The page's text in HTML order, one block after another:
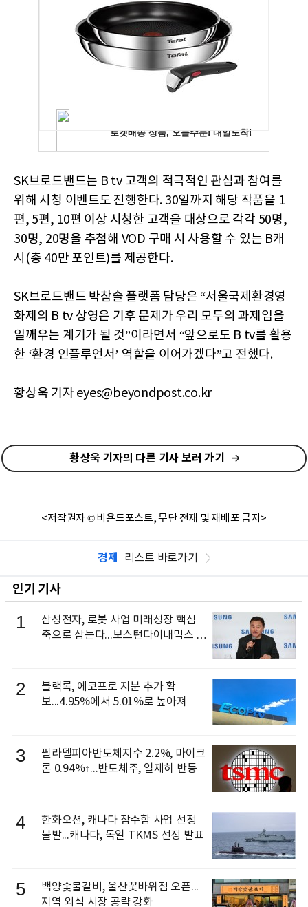
SK브로드밴드는 B tv 고객의 적극적인 관심과 참여를
위해 시청 이벤트도 진행한다. 30일까지 해당 작품을 1
편, 5편, 10편 이상 시청한 고객을 대상으로 각각 50명,
30명, 20명을 추첨해 VOD 구매 시 사용할 수 있는 B캐
시(총 40만 포인트)를 제공한다.
SK브로드밴드 박참솔 플랫폼 담당은 “서울국제환경영
화제의 B tv 상영은 기후 문제가 우리 모두의 과제임을
일깨우는 계기가 될 것”이라면서 “앞으로도 B tv를 활용
한 ‘환경 인플루언서’ 역할을 이어가겠다”고 전했다.
황상욱 기자 eyes@beyondpost.co.kr
황상욱 기자의 다른 기사 보러 가기
<저작권자 © 비욘드포스트, 무단 전재 및 재배포 금지>
경제 리스트 바로가기
인기 기사
1
삼성전자, 로봇 사업 미래성장 핵심
축으로 삼는다...보스턴다이내믹스 출
2
블랙록, 에코프로 지분 추가 확
보...4.95%에서 5.01%로 높아져
3
필라델피아반도체지수 2.2%, 마이크
론 0.94%↑...반도체주, 일제히 반등
4
한화오션, 캐나다 잠수함 사업 선정
불발...캐나다, 독일 TKMS 선정 발표
5
백양숯불갈비, 울산꽃바위점 오픈...
지역 외식 시장 공략 강화